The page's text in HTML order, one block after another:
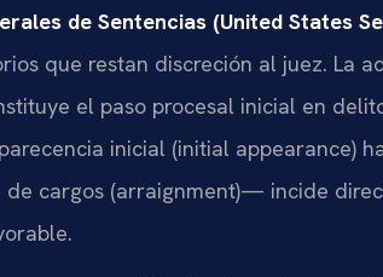
de Sentencias (United States
que restan discreción al juez. La
el paso procesal inicial en
inicial (initial appearance)
cargos (arraignment)— incide